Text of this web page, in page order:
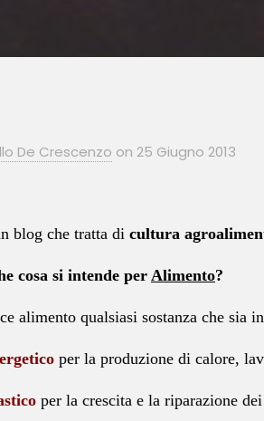
De Crescenzo on 25 Giugno 2013
blog che tratta di cultura
per Alimento?
alimento qualsiasi sostanza che sia
per la produzione di calore,
per la crescita e la riparazione